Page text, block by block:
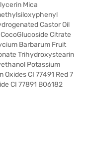
Mica
Castor Oil
Citrate
Barbarum Fruit
Trihydroxystearin
Potassium
CI 77491 Red 7
CI 77891 B06182